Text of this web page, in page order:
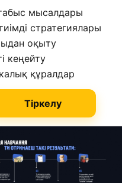
мысалдары
стратегиялары
оқыту
кеңейту
құралдар
Тіркелу